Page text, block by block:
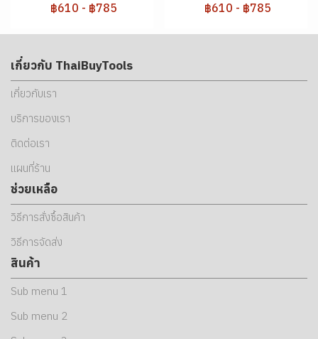
฿610 - ฿785
฿610 - ฿785
เกี่ยวกับ ThaiBuyTools
เกี่ยวกับเรา
บริการของเรา
ติดต่อเรา
แผนที่ร้าน
ช่วยเหลือ
วิธีการสั่งซื้อสินค้า
วิธีการจัดส่ง
สินค้า
Sub menu 1
Sub menu 2